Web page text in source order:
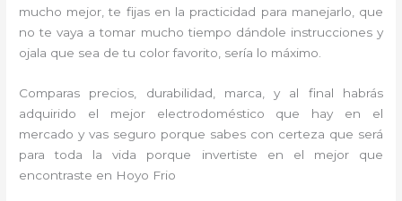
mucho mejor, te fijas en la practicidad para manejarlo, que
no te vaya a tomar mucho tiempo dándole instrucciones y
ojala que sea de tu color favorito, sería lo máximo.
Comparas precios, durabilidad, marca, y al final habrás
adquirido el mejor electrodoméstico que hay en el
mercado y vas seguro porque sabes con certeza que será
para toda la vida porque invertiste en el mejor que
encontraste en Hoyo Frio